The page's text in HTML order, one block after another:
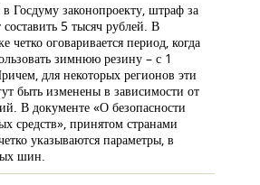
Госдуму законопроекту, штраф за
5 тысяч рублей. В
четко оговаривается период, когда
зимнюю резину – с 1
для некоторых регионов эти
быть изменены в зависимости от
В документе «О безопасности
средств», принятом странами
указываются параметры, в
шин.